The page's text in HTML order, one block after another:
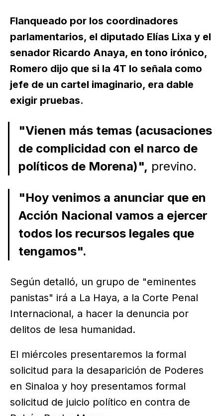
Flanqueado por los coordinadores
parlamentarios, el diputado Elías Lixa y el
senador Ricardo Anaya, en tono irónico,
Romero dijo que si la 4T lo señala como
jefe de un cartel imaginario, era dable
exigir pruebas.
"Vienen más temas (acusaciones
de complicidad con el narco de
políticos de Morena)", previno.
"Hoy venimos a anunciar que en
Acción Nacional vamos a ejercer
todos los recursos legales que
tengamos".
Según detalló, un grupo de "eminentes
panistas" irá a La Haya, a la Corte Penal
Internacional, a hacer la denuncia por
delitos de lesa humanidad.
El miércoles presentaremos la formal
solicitud para la desaparición de Poderes
en Sinaloa y hoy presentamos formal
solicitud de juicio político en contra de